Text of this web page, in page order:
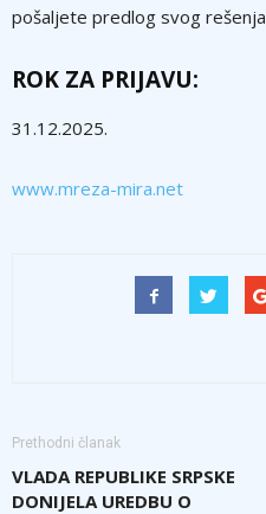
pošaljete predlog svog rešenja
ROK ZA PRIJAVU:
31.12.2025.
www.mreza-mira.net
Prethodni članak
VLADA REPUBLIKE SRPSKE
DONIJELA UREDBU O